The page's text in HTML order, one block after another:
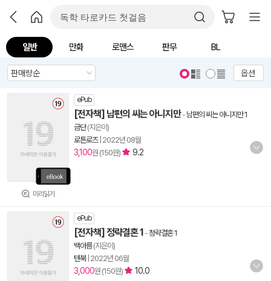
일반 만화 로맨스 판무 BL
옵션
미리읽기
ePub
[전자책] 남편의 씨는 아니지만- 남편의 씨는 아니지만 1
금단(지은이)
로튼로즈| 2022년 08월
3,100원 (150원) 9.2
ePub
[전자책] 정략결혼 1 -정략결혼 1
백아름(지은이)
텐북| 2022년 06월
3,000원 (150원) 10.0